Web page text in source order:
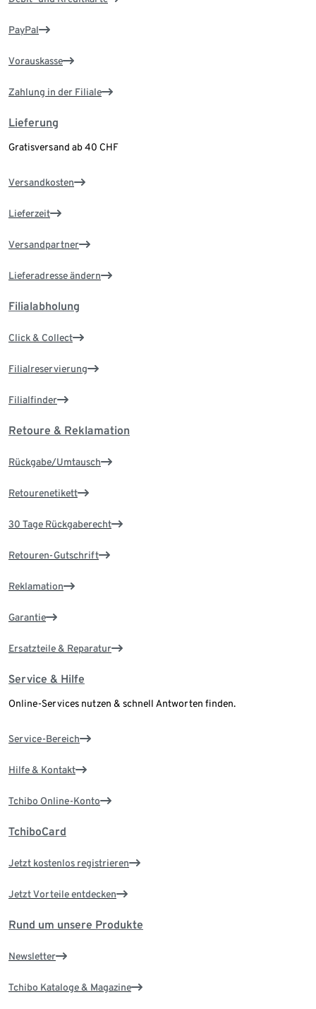
PayPal
Vorauskasse
Zahlung in der Filiale
Lieferung
Gratisversand ab 40 CHF
Versandkosten
Lieferzeit
Versandpartner
Lieferadresse ändern
Filialabholung
Click & Collect
Filialreservierung
Filialfinder
Retoure & Reklamation
Rückgabe/Umtausch
Retourenetikett
30 Tage Rückgaberecht
Retouren-Gutschrift
Reklamation
Garantie
Ersatzteile & Reparatur
Service & Hilfe
Online-Services nutzen & schnell Antworten finden.
Service-Bereich
Hilfe & Kontakt
Tchibo Online-Konto
TchiboCard
Jetzt kostenlos registrieren
Jetzt Vorteile entdecken
Rund um unsere Produkte
Newsletter
Tchibo Kataloge & Magazine